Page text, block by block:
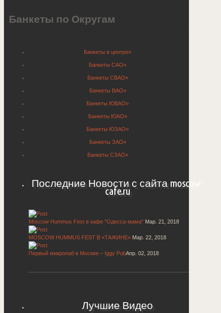
Банкеты по Округам
Банкеты в центре»
Банкеты САО»
Банкеты СВАО»
Банкеты ВАО»
Банкеты ЮВАО»
Банкеты ЮАО»
Банкеты ЮЗАО»
Банкеты ЗАО»
Банкеты СЗАО»
Последние Новости с сайта moscow-
cafe.ru
Moscow Hummus Fest в кафе "Одесса-мама" Мар. 21, 2018
MOSCOW HUMMUS FEST В «ТАЖИНЕ» Мар. 22, 2018
Первый микропаб в Москве – Iggy PubАпр. 02, 2018
Лучшие Видео